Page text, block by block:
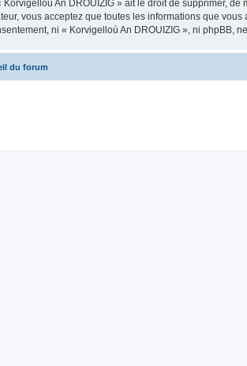
Korvigelloù An DROUIZIG » ait le droit de supprimer,
vous acceptez que toutes les informations que
ni « Korvigelloù An DROUIZIG », ni phpBB,
du forum